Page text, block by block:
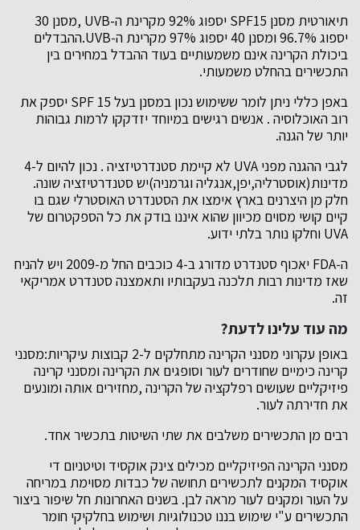
תיאורטית מסנן SPF15 יספוג 92% מקרינת ה-UVB ,מסנן 30
יספוג 96.7% ומסנן 40 יספוג 97% מקרינת ה-UVB.ההבדלים
ביכולת הקרינה אינם משמעותיים בעוד ההבדל במחירים בין
התכשירים בהחלט משמעותי.
באפן כללי ניתן לומר ששימוש נכון במסנן בעל SPF 15 יספק את
רוב האוכלוסיה . אנשים רגישים במיוחד יזדקקו לרמות גבוהות
יותר של הגנה.
לגבי ההגנה מפני UVA לא קיימת סטנדרטיזציה . נכון להיום ל-4
מדינות(אוסטרליה,יפן,אנגליה וגרמניה)יש סטנדרטיזציה שונה.
חלק מן היצרנים בארץ אימצו את הסטנדרט האוסטרלי שגם בו
קיים קושי מסוים מכיוון שהוא איננו בודק את כל הספקטרום של
UVA וחלקו נותר בלתי ידוע.
ה-FDA יאכוף סטנדרט מדורג ב-4 כוכבים החל מ-2009 ויש להניח
שאז מדינות רבות תלכנה בעקבותיו ותאמצנה סטנדרט אמריקאי
זה.
מה עוד עלינו לדעת?
באופן עקרוני מסנני הקרינה מתחלקים ל-2 קבוצות עיקריות:מסנני
קרינה כימיים שחודרים לעור וסופגים את הקרינה ומסנני קרינה
פיזיקליים שעושים רפלקציה של הקרינה ,מחזירים אותה ומונעים
את חדירתה לעור.
רבים מן התכשירים משלבים את שתי השיטות בתכשיר אחד.
מסנני הקרינה הפיזיקליים מכילים צינק אוקסיד וטיטניום די
אוקסיד המקנים לתכשירים תחושה של כבדות מסוימת במריחה
על העור ומקנים לעור מראה לבן. בשנים האחרונות חל שיפור ביצור
התכשירים ע"י שימוש בננו טכנולוגיות ושימוש בחלקיקי חומר